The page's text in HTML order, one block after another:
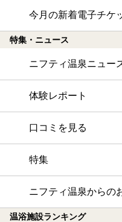
今月の新着電子チケ
特集・ニュース
ニフティ温泉ニュー
体験レポート
口コミを見る
特集
ニフティ温泉からの
温浴施設ランキング